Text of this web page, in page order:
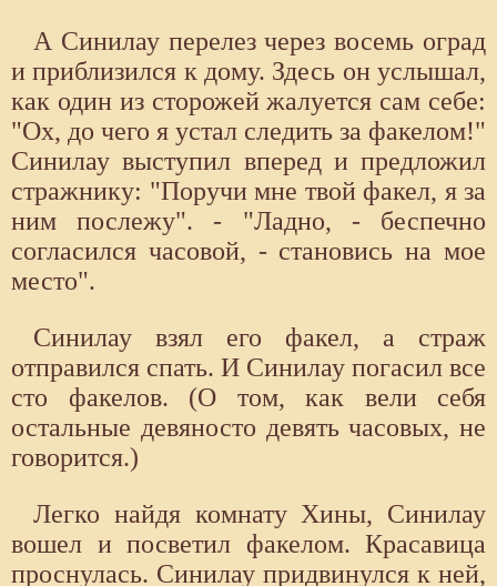
А Синилау перелез через восемь оград
и приблизился к дому. Здесь он услышал,
как один из сторожей жалуется сам себе:
"Ох, до чего я устал следить за факелом!"
Синилау выступил вперед и предложил
стражнику: "Поручи мне твой факел, я за
ним послежу". - "Ладно, - беспечно
согласился часовой, - становись на мое
место".
Синилау взял его факел, а страж
отправился спать. И Синилау погасил все
сто факелов. (О том, как вели себя
остальные девяносто девять часовых, не
говорится.)
Легко найдя комнату Хины, Синилау
вошел и посветил факелом. Красавица
проснулась. Синилау придвинулся к ней,